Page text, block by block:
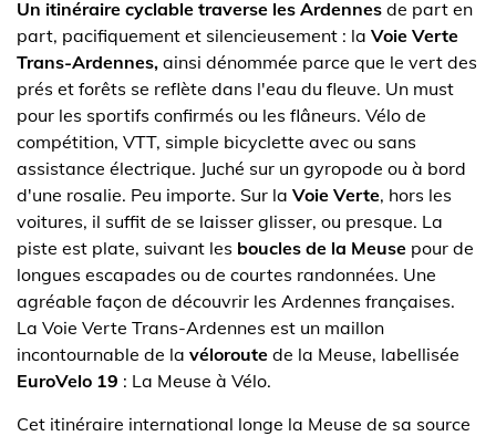
Un itinéraire cyclable traverse les Ardennes de part en
part, pacifiquement et silencieusement : la Voie Verte
Trans-Ardennes, ainsi dénommée parce que le vert des
prés et forêts se reflète dans l'eau du fleuve. Un must
pour les sportifs confirmés ou les flâneurs. Vélo de
compétition, VTT, simple bicyclette avec ou sans
assistance électrique. Juché sur un gyropode ou à bord
d'une rosalie. Peu importe. Sur la Voie Verte, hors les
voitures, il suffit de se laisser glisser, ou presque. La
piste est plate, suivant les boucles de la Meuse pour de
longues escapades ou de courtes randonnées. Une
agréable façon de découvrir les Ardennes françaises.
La Voie Verte Trans-Ardennes est un maillon
incontournable de la véloroute de la Meuse, labellisée
EuroVelo 19 : La Meuse à Vélo.
Cet itinéraire international longe la Meuse de sa source